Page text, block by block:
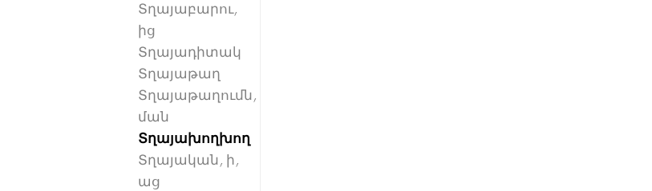
Տղայաբարու,
ից
Տղայադիտակ
Տղայաթաղ
Տղայաթաղումն,
ման
Տղայախողխող
Տղայական, ի,
աց